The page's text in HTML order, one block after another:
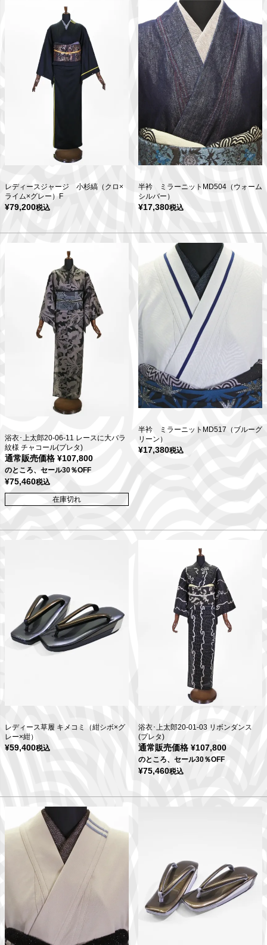
レディースジャージ 小杉縞（クロ×
ライム×グレー）F
¥79,200税込
半衿 ミラーニットMD504（ウォーム
シルバー）
¥17,380税込
浴衣･上太郎20-06-11 レースに大バラ
紋様 チャコール(プレタ)
通常販売価格 ¥107,800
のところ、セール30％OFF
¥75,460税込
在庫切れ
半衿 ミラーニットMD517（ブルーグ
リーン）
¥17,380税込
レディース草履 キメコミ（紺シボ×グ
レー×紺）
¥59,400税込
浴衣･上太郎20-01-03 リボンダンス
(プレタ)
通常販売価格 ¥107,800
のところ、セール30％OFF
¥75,460税込